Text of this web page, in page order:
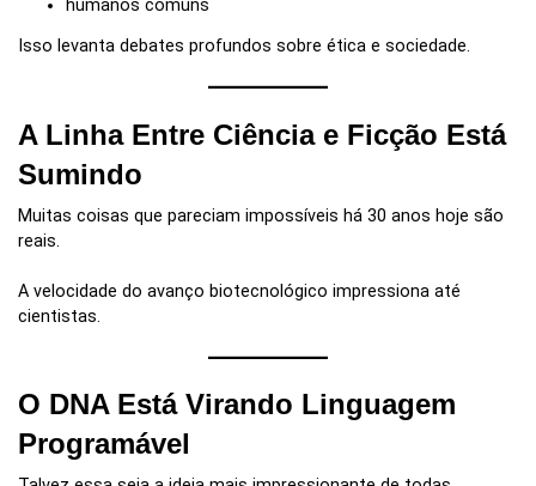
humanos comuns
Isso levanta debates profundos sobre ética e sociedade.
A Linha Entre Ciência e Ficção Está
Sumindo
Muitas coisas que pareciam impossíveis há 30 anos hoje são
reais.
A velocidade do avanço biotecnológico impressiona até
cientistas.
O DNA Está Virando Linguagem
Programável